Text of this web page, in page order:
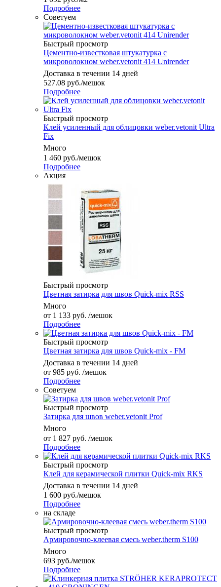
Подробнее
Советуем
Быстрый просмотр
Цементно-известковая штукатурка с
микроволокном weber.vetonit 414 Unirender
Доставка в течении 14 дней
527.08 руб./мешок
Подробнее
Быстрый просмотр
Клей усиленный для облицовки weber.vetonit Ultra
Fix
Много
1 460 руб./мешок
Подробнее
Акция
Быстрый просмотр
Цветная затирка для швов Quick-mix RSS
Много
от 1 133 руб. /мешок
Подробнее
Быстрый просмотр
Цветная затирка для швов Quick-mix - FM
Доставка в течении 14 дней
от 985 руб. /мешок
Подробнее
Советуем
Быстрый просмотр
Затирка для швов weber.vetonit Prof
Много
от 1 827 руб. /мешок
Подробнее
Быстрый просмотр
Клей для керамической плитки Quick-mix RKS
Доставка в течении 14 дней
1 600 руб./мешок
Подробнее
на складе
Быстрый просмотр
Армировочно-клеевая смесь weber.therm S100
Много
693 руб./мешок
Подробнее